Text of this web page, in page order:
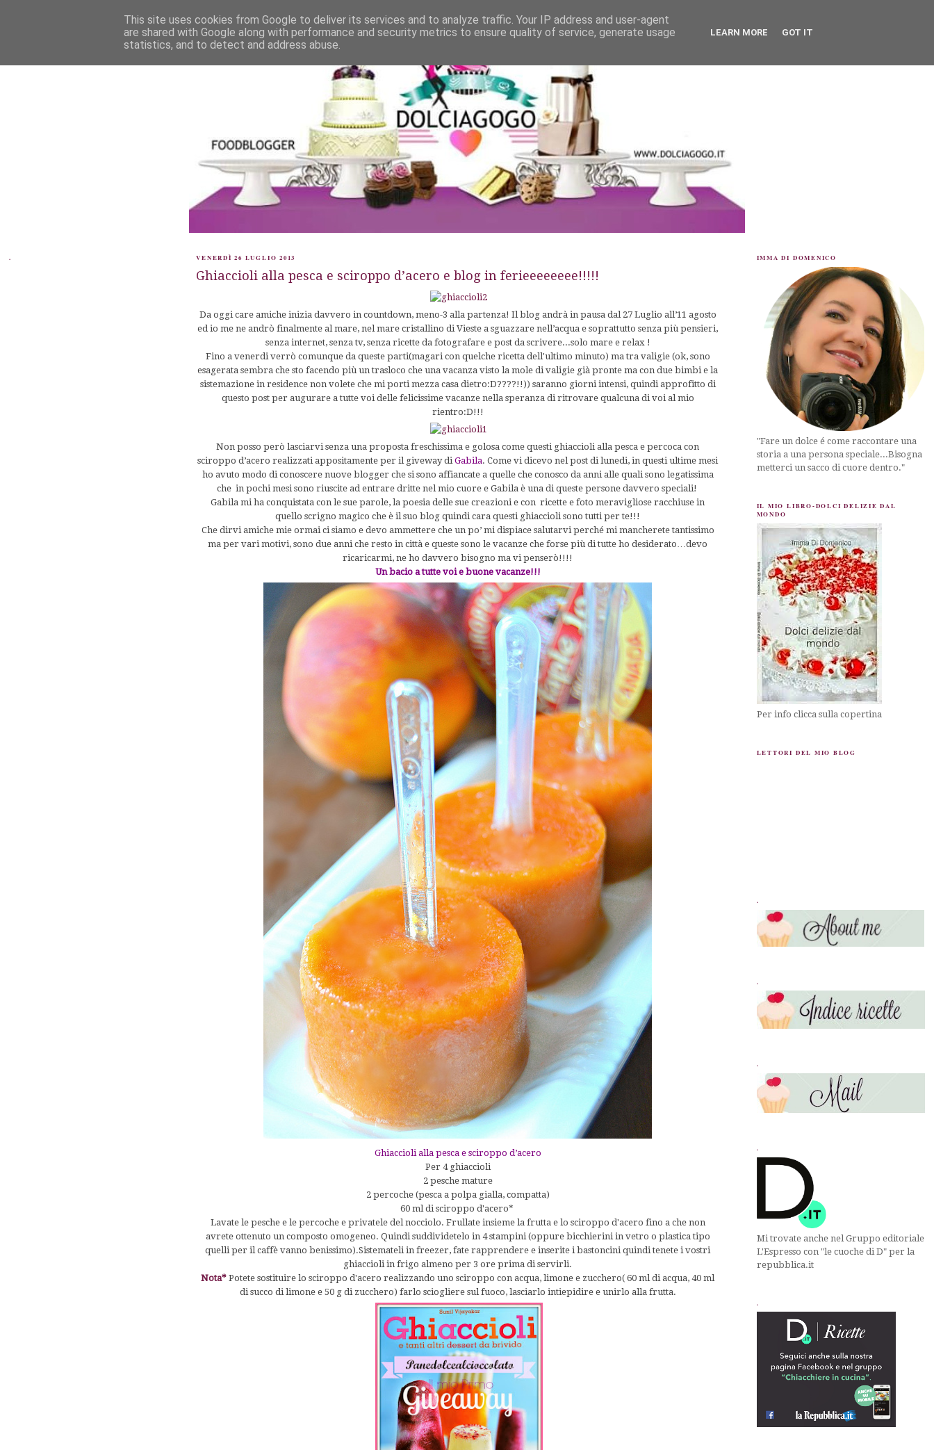
. VENERDÌ 26 LUGLIO 2013
Ghiaccioli alla pesca e sciroppo d’acero e blog in ferieeeeeeee!!!!!
Da oggi care amiche inizia davvero in countdown, meno-3 alla partenza! Il blog andrà in pausa dal 27 Luglio all’11 agosto
ed io me ne andrò finalmente al mare, nel mare cristallino di Vieste a sguazzare nell’acqua e soprattutto senza più pensieri,
senza internet, senza tv, senza ricette da fotografare e post da scrivere...solo mare e relax !
Fino a venerdi verrò comunque da queste parti(magari con quelche ricetta dell'ultimo minuto) ma tra valigie (ok, sono
esagerata sembra che sto facendo più un trasloco che una vacanza visto la mole di valigie già pronte ma con due bimbi e la
sistemazione in residence non volete che mi porti mezza casa dietro:D????!!)) saranno giorni intensi, quindi approfitto di
questo post per augurare a tutte voi delle felicissime vacanze nella speranza di ritrovare qualcuna di voi al mio
rientro:D!!!
Non posso però lasciarvi senza una proposta freschissima e golosa come questi ghiaccioli alla pesca e percoca con
sciroppo d’acero realizzati appositamente per il giveway diGabila. Come vi dicevo nel post di lunedi, in questi ultime mesi
ho avuto modo di conoscere nuove blogger che si sono affiancate a quelle che conosco da anni alle quali sono legatissima
che in pochi mesi sono riuscite ad entrare dritte nel mio cuore e Gabila è una di queste persone davvero speciali!
Gabila mi ha conquistata con le sue parole, la poesia delle sue creazioni e con ricette e foto meravigliose racchiuse in
quello scrigno magico che è il suo blog quindi cara questi ghiaccioli sono tutti per te!!!
Che dirvi amiche mie ormai ci siamo e devo ammettere che un po’ mi dispiace salutarvi perché mi mancherete tantissimo
ma per vari motivi, sono due anni che resto in città e queste sono le vacanze che forse più di tutte ho desiderato…devo
ricaricarmi, ne ho davvero bisogno ma vi penserò!!!!
Un bacio a tutte voi e buone vacanze!!!
Ghiaccioli alla pesca e sciroppo d’acero
Per 4 ghiaccioli
2 pesche mature
2 percoche (pesca a polpa gialla, compatta)
60 ml di sciroppo d'acero*
Lavate le pesche e le percoche e privatele del nocciolo. Frullate insieme la frutta e lo sciroppo d'acero fino a che non
avrete ottenuto un composto omogeneo. Quindi suddividetelo in 4 stampini (oppure bicchierini in vetro o plastica tipo
quelli per il caffè vanno benissimo).Sistemateli in freezer, fate rapprendere e inserite i bastoncini quindi tenete i vostri
ghiaccioli in frigo almeno per 3 ore prima di servirli.
Nota* Potete sostituire lo sciroppo d'acero realizzando uno sciroppo con acqua, limone e zucchero( 60 ml di acqua, 40 ml
di succo di limone e 50 g di zucchero) farlo sciogliere sul fuoco, lasciarlo intiepidire e unirlo alla frutta.
IMMA DI DOMENICO
"Fare un dolce é come raccontare una
storia a una persona speciale...Bisogna
metterci un sacco di cuore dentro."
IL MIO LIBRO-DOLCI DELIZIE DAL
MONDO
Per info clicca sulla copertina
LETTORI DEL MIO BLOG
.
.
.
.
Mi trovate anche nel Gruppo editoriale
L'Espresso con "le cuoche di D" per la
repubblica.it
.
This site uses cookies from Google to deliver its services and to analyze traffic. Your IP address and user-agent
are shared with Google along with performance and security metrics to ensure quality of service, generate usage
statistics, and to detect and address abuse.
LEARN MORE GOT IT